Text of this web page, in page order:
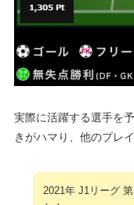
実際に活躍する選手を
きがハマり、他のプレ
2021年 J1リーグ